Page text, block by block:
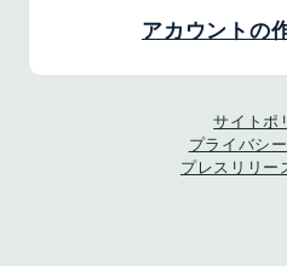
アカウントの
サイトポ
プライバシ
プレスリリー